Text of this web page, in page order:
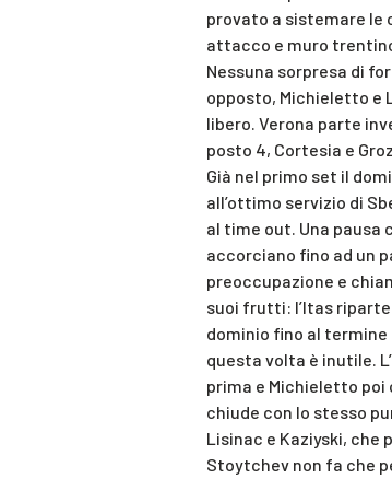
provato a sistemare le
attacco e muro
Nessuna sorpresa di
opposto, Michieletto e
libero. Verona parte
posto 4, Cortesia e
Già nel primo set il
all’ottimo servizio di
al time out. Una pausa
accorciano fino ad un
preoccupazione e
suoi frutti: l’Itas riparte
dominio fino al
questa volta è inutile.
prima e Michieletto poi
chiude con lo stesso
Lisinac e Kaziyski, che
Stoytchev non fa che